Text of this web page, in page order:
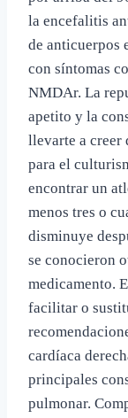
la encefalitis
de anticuerpos
con síntomas
NMDAr. La
apetito y la
llevarte a creer
para el
encontrar un
menos tres o
disminuye
se conocieron
medicamento.
facilitar o
cardíaca
principales
pulmonar.